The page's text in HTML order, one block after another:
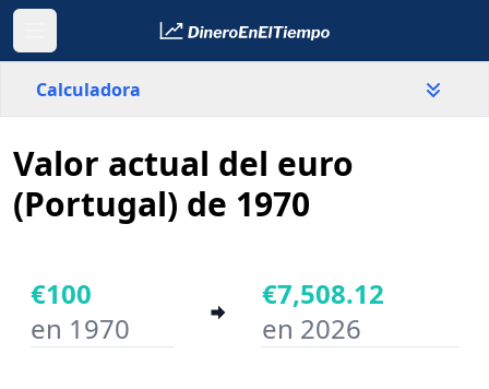
Calculadora
País
Año inicial
Valor actual del euro
(Portugal) de 1970
€100
en 1970
€7,508.12
en 2026